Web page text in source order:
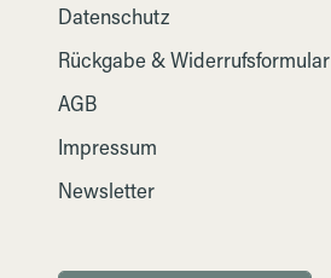
Datenschutz
Rückgabe & Widerrufsformular
AGB
Impressum
Newsletter